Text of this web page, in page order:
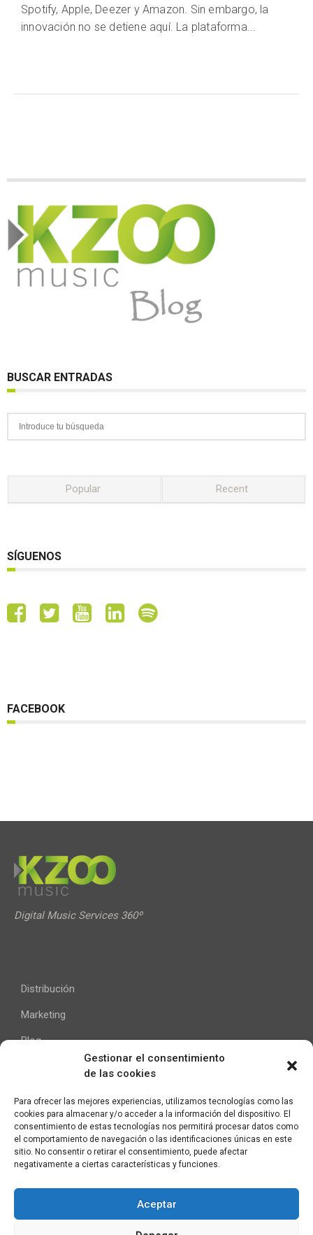
Gestionar el consentimiento
de las cookies
Para ofrecer las mejores experiencias, utilizamos tecnologías como las
cookies para almacenar y/o acceder a la información del dispositivo. El
consentimiento de estas tecnologías nos permitirá procesar datos como
el comportamiento de navegación o las identificaciones únicas en este
sitio. No consentir o retirar el consentimiento, puede afectar
negativamente a ciertas características y funciones.
Aceptar
Spotify, Apple, Deezer y Amazon. Sin embargo, la
innovación no se detiene aquí. La plataforma...
BUSCAR ENTRADAS
Popular Recent
SÍGUENOS
FACEBOOK
Digital Music Services 360º
Distribución
Marketing
Blog
Ayuda
Contacto
Aviso Legal